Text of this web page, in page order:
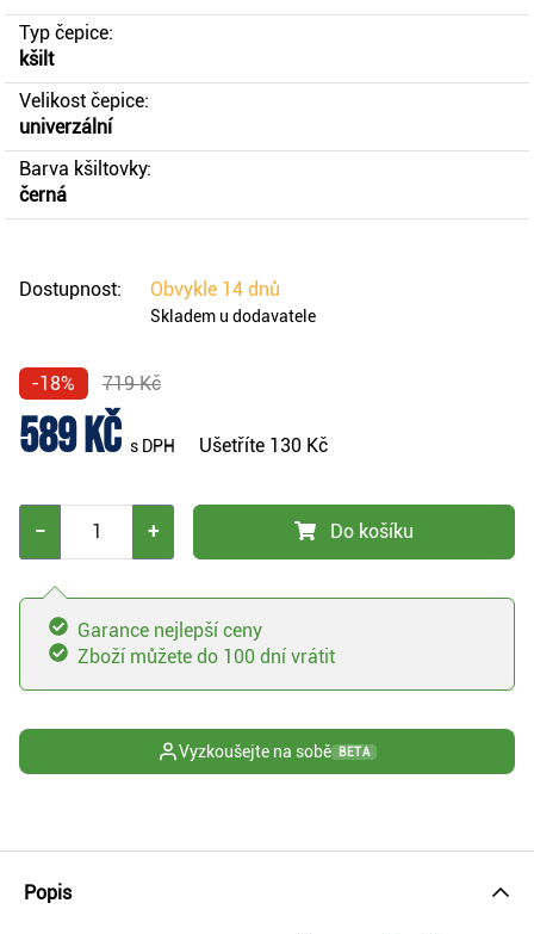
Typ čepice:
kšilt
Velikost čepice:
univerzální
Barva kšiltovky:
černá
Dostupnost: Obvykle 14 dnů
Skladem u dodavatele
-18% 719 Kč
589 Kč s DPH Ušetříte 130 Kč
− + Do košíku
Garance nejlepší ceny
Zboží můžete do 100 dní vrátit
Vyzkoušejte na sobě BETA
Popis